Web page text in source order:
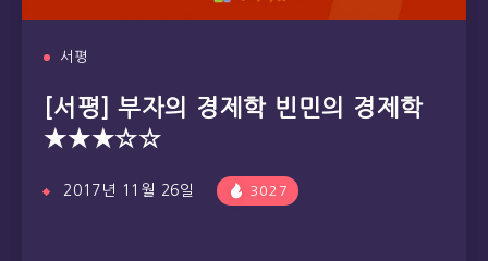
서평
[서평] 부자의 경제학 빈민의 경제학
★★★☆☆
2017년 11월 26일 3027